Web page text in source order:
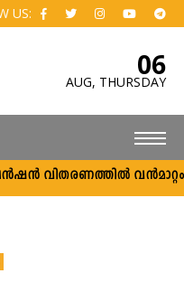
US:
06
AUG, THURSDAY
വിതരണത്തിൽ വൻമാറ്റം;